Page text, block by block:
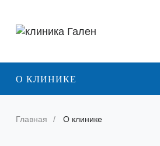
О КЛИНИКЕ
Главная О клинике